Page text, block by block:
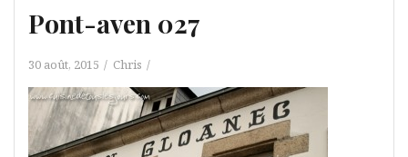
Pont-aven 027
30 août, 2015 Chris